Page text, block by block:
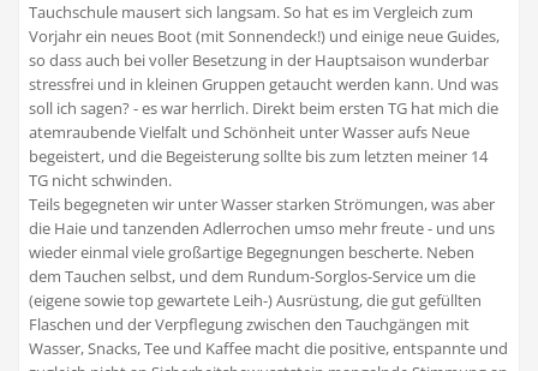
Tauchschule mausert sich langsam. So hat es im Vergleich zum
Vorjahr ein neues Boot (mit Sonnendeck!) und einige neue Guides,
so dass auch bei voller Besetzung in der Hauptsaison wunderbar
stressfrei und in kleinen Gruppen getaucht werden kann. Und was
soll ich sagen? - es war herrlich. Direkt beim ersten TG hat mich die
atemraubende Vielfalt und Schönheit unter Wasser aufs Neue
begeistert, und die Begeisterung sollte bis zum letzten meiner 14
TG nicht schwinden.
Teils begegneten wir unter Wasser starken Strömungen, was aber
die Haie und tanzenden Adlerrochen umso mehr freute - und uns
wieder einmal viele großartige Begegnungen bescherte. Neben
dem Tauchen selbst, und dem Rundum-Sorglos-Service um die
(eigene sowie top gewartete Leih-) Ausrüstung, die gut gefüllten
Flaschen und der Verpflegung zwischen den Tauchgängen mit
Wasser, Snacks, Tee und Kaffee macht die positive, entspannte und